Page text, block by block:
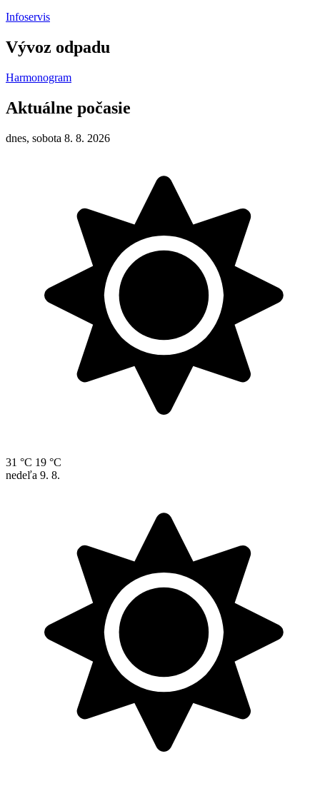
Infoservis
Vývoz odpadu
Harmonogram
Aktuálne počasie
dnes, sobota 8. 8. 2026
31 °C 19 °C
nedeľa 9. 8.